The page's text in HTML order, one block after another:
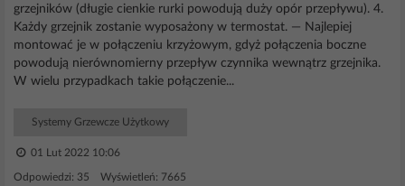
grzejników (długie cienkie rurki powodują duży opór przepływu). 4.
Każdy grzejnik zostanie wyposażony w termostat. — Najlepiej
montować je w połączeniu krzyżowym, gdyż połączenia boczne
powodują nierównomierny przepływ czynnika wewnątrz grzejnika.
W wielu przypadkach takie połączenie...
Systemy Grzewcze Użytkowy
01 Lut 2022 10:06
Odpowiedzi: 35 Wyświetleń: 7665